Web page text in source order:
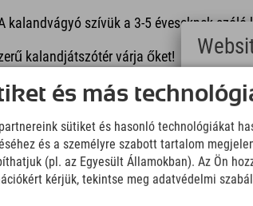
kalandvágyó szívük a 3-5 éveseknek szóló
kalandjátszótér várja őket!
különösen forró napokon érdemes.
tipp az Explorer Hotel Oberstdorfban
és más
sütiket és hasonló technológiákat
és a személyre szabott tartalom
(pl. az Egyesült Államokban). Az Ön
kérjük, tekintse meg adatvédelmi
Deutsch
(German)
(English)
Italiano
(Italian)
Čeština